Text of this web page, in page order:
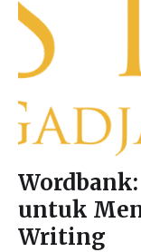
untuk
Writing